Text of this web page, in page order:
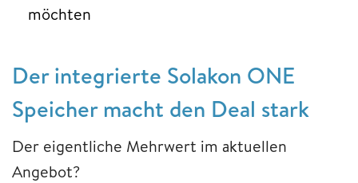
möchten
Der integrierte Solakon ONE
Speicher macht den Deal stark
Der eigentliche Mehrwert im aktuellen
Angebot?